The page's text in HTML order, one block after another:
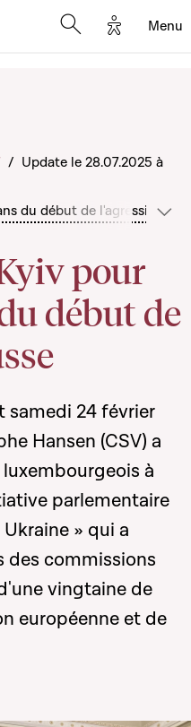
Options
Menu
du début de l'agressionMéi
pour
début de
/ Update le 28.07.2025 à
samedi 24 février
Hansen (CSV) a
à
parlementaire
» qui a
des commissions
vingtaine de
européenne et de